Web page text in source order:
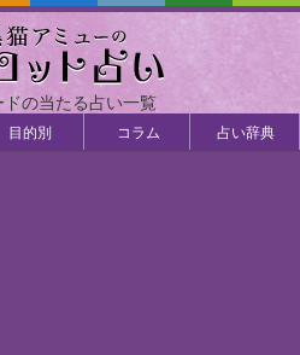
ドの当たる占い一覧
目的別 コラム 占い辞典